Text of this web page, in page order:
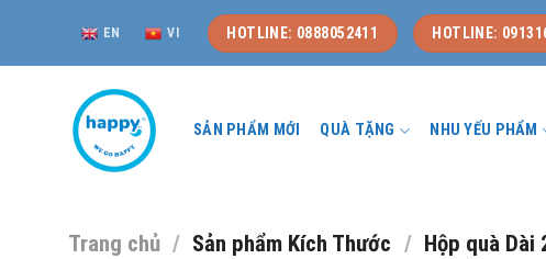
content
EN VI HOTLINE: 0888052411 HOTLINE:
SẢN PHẨM MỚI QUÀ TẶNG NHU YẾU PHẨM
Trang chủ / Sản phẩm Kích Thước / Hộp quà